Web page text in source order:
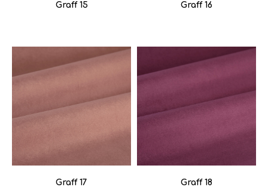
Graff 15 Graff 16
Graff 17 Graff 18